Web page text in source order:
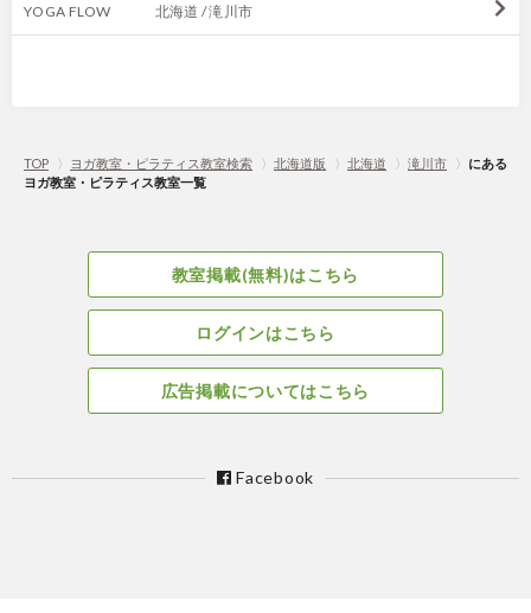
YOGA FLOW 北海道 / 滝川市
TOP 〉 ヨガ教室・ピラティス教室検索 〉 北海道版 〉 北海道 〉 滝川市 〉 にある
ヨガ教室・ピラティス教室一覧
教室掲載(無料)はこちら
ログインはこちら
広告掲載についてはこちら
Facebook